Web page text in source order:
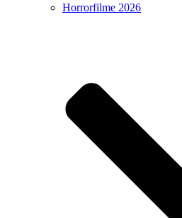
Horrorfilme 2026